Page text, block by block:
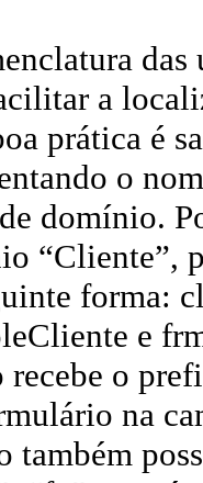
a
prática é
o
domínio.
“Cliente”,
forma:
e
o
na
também